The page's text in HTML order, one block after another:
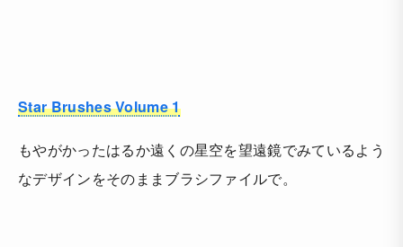
Star Brushes Volume 1
もやがかったはるか遠くの星空を望遠鏡でみているよう
なデザインをそのままブラシファイルで。